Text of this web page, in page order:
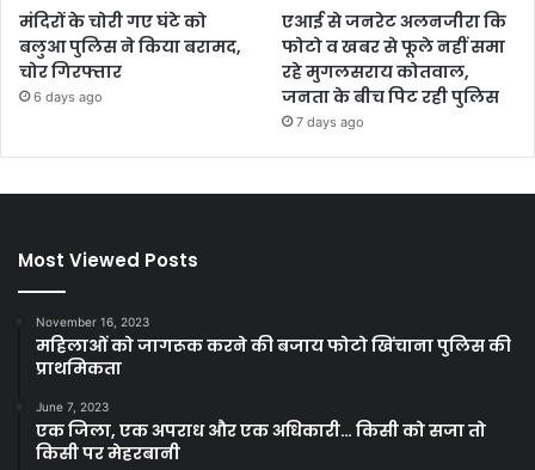
मंदिरों के चोरी गए घंटे को
बलुआ पुलिस ने किया बरामद,
चोर गिरफ्तार
6 days ago
एआई से जनरेट अलनजीरा कि
फोटो व खबर से फूले नहीं समा
रहे मुगलसराय कोतवाल,
जनता के बीच पिट रही पुलिस
7 days ago
Most Viewed Posts
November 16, 2023
महिलाओं को जागरूक करने की बजाय फोटो खिंचाना पुलिस की
प्राथमिकता
June 7, 2023
एक जिला, एक अपराध और एक अधिकारी… किसी को सजा तो
किसी पर मेहरबानी